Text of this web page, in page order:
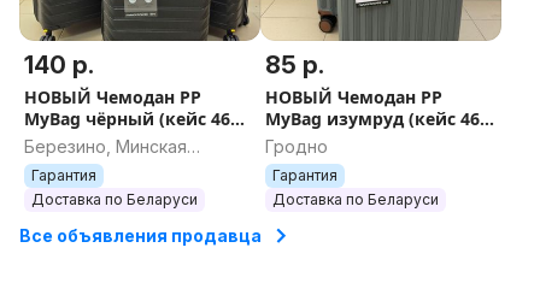
140 р.
НОВЫЙ Чемодан PP
MyBag чёрный (кейс 46
руб, S 85 руб, М 130 руб, L
140 руб) + БЕСПЛАТНАЯ
ОТПРАВКА
Березино, Минская
область
Гарантия
Доставка по Беларуси
85 р.
НОВЫЙ Чемодан PP
MyBag изумруд (кейс 46
руб, S 85 руб, М 135 руб, )
+ БЕСПЛАТНАЯ ОТПРАВКА
Гродно
Гарантия
Доставка по Беларуси
Все объявления продавца